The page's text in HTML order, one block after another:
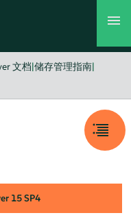
文档|储存管理指南|
15 SP4